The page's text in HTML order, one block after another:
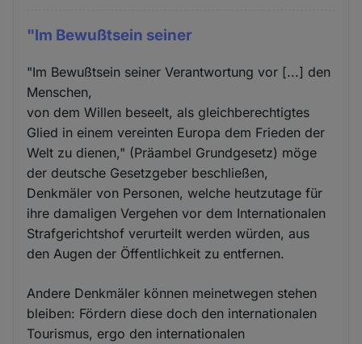
"Im Bewußtsein seiner
"Im Bewußtsein seiner Verantwortung vor [...] den
Menschen,
von dem Willen beseelt, als gleichberechtigtes
Glied in einem vereinten Europa dem Frieden der
Welt zu dienen," (Präambel Grundgesetz) möge
der deutsche Gesetzgeber beschließen,
Denkmäler von Personen, welche heutzutage für
ihre damaligen Vergehen vor dem Internationalen
Strafgerichtshof verurteilt werden würden, aus
den Augen der Öffentlichkeit zu entfernen.
Andere Denkmäler können meinetwegen stehen
bleiben: Fördern diese doch den internationalen
Tourismus, ergo den internationalen